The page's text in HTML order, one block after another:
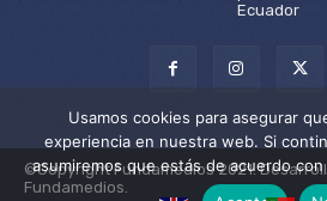
Ecuador
©Copyright Fundamedios 2021.
Fundamedios.
Usamos cookies para asegurar
experiencia en nuestra web. Si
asumiremos que estás de acuerdo